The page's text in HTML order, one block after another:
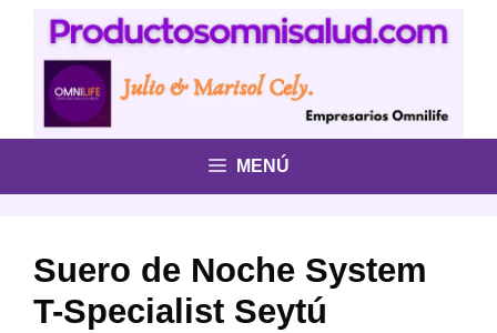
Saltar
contenido
MENÚ
Suero de Noche System
T-Specialist Seytú